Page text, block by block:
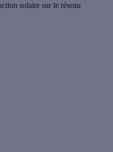
solaire sur le réseau